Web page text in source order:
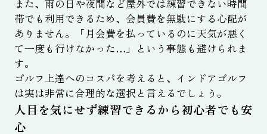
また、雨の日や夜間など屋外では練習できない時間
帯でも利用できるため、会員費を無駄にする心配が
ありません。「月会費を払っているのに天気が悪く
て一度も行けなかった…」という事態も避けられま
す。
ゴルフ上達へのコスパを考えると、インドアゴルフ
は実は非常に合理的な選択と言えるでしょう。
人目を気にせず練習できるから初心者でも安
心